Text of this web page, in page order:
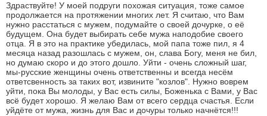
Здраствуйте! У моей подруги похожая ситуация, тоже самое
продолжается на протяжении многих лет. Я считаю, что Вам
нужно расстаться с мужем, подумайте о своей дочурке, о её
будущем. Она будет выбирать себе мужа наподобие своего
отца. Я в это на практике убедилась, мой папа тоже пил, я 4
месяца назад разошлась с мужем, он, слава Богу, меня не бил,
но думаю скоро и до этого дошло. Уйти - очень сложный шаг,
мы-русские женщины очень ответственны и всегда несём
ответсвенность за таких вот, извините "козлов". Нужно воврем
уйти, пока Вы молоды, у Вас есть силы, Боженька с Вами, у Вас
всё будет хорошо. Я желаю Вам от всего сердца счастья. Если
уйдёте от мужа, жизнь для Вас и дочуры только начнётся!!!